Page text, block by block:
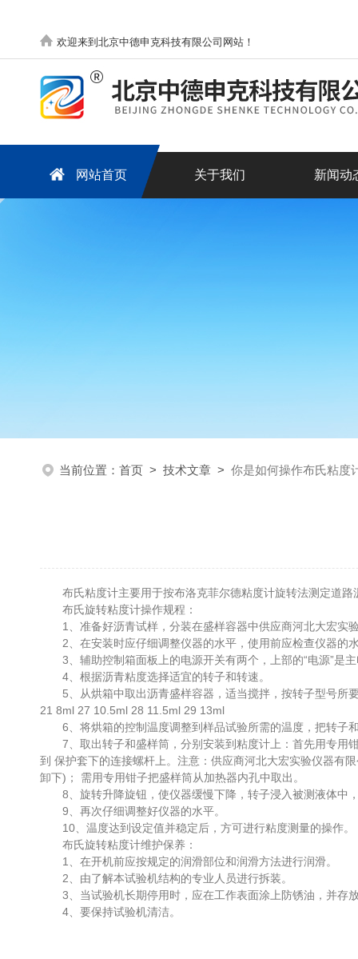
欢迎来到北京中德申克科技有限公司网站！
网站首页 关于我们 新闻动
当前位置： 首页 > 技术文章 > 你是如何操作布氏粘度
布氏粘度计主要用于按布洛克菲尔德粘度计旋转法测定道路
布氏旋转粘度计操作规程：
1、准备好沥青试样，分装在盛样容器中供应商河北大宏实
2、在安装时应仔细调整仪器的水平，使用前应检查仪器的
3、辅助控制箱面板上的电源开关有两个，上部的“电源”是主
4、根据沥青粘度选择适宜的转子和转速。
5、从烘箱中取出沥青盛样容器，适当搅拌，按转子型号所
21 8ml 27 10.5ml 28 11.5ml 29 13ml
6、将烘箱的控制温度调整到样品试验所需的温度，把转子
7、取出转子和盛样筒，分别安装到粘度计上：首先用专用钳
到 保护套下的连接螺杆上。注意：供应商河北大宏实验仪器有
卸下)； 需用专用钳子把盛样筒从加热器内孔中取出。
8、旋转升降旋钮，使仪器缓慢下降，转子浸入被测液体中
9、再次仔细调整好仪器的水平。
10、温度达到设定值并稳定后，方可进行粘度测量的操作。
布氏旋转粘度计维护保养：
1、在开机前应按规定的润滑部位和润滑方法进行润滑。
2、由了解本试验机结构的专业人员进行拆装。
3、当试验机长期停用时，应在工作表面涂上防锈油，并存
4、要保持试验机清洁。